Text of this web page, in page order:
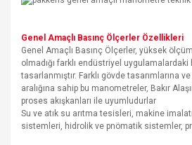
Genel Amaçlı Basınç Ölçerler Özellikleri
Genel Amaçlı Basınç Ölçerler, yüksek
olmadığı farklı endüstriyel
tasarlanmıştır. Farklı gövde tasarımlarına
aralığına sahip bu manometreler, Bakır
proses akışkanları ile uyumludurlar
Su ve atık su arıtma tesisleri, makine
sistemleri, hidrolik ve pnömatik sistemler,